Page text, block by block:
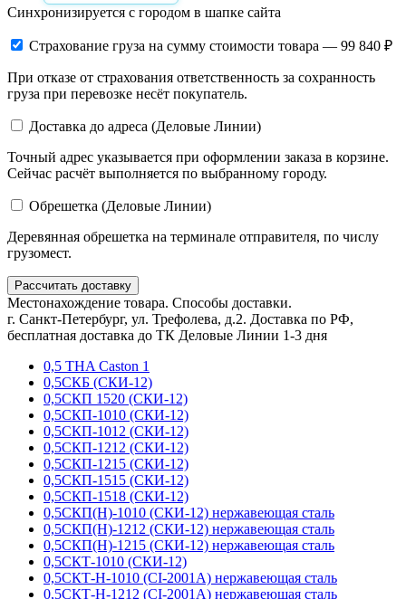
Синхронизируется с городом в шапке сайта
Страхование груза на сумму стоимости товара — 99 840 ₽
При отказе от страхования ответственность за сохранность
груза при перевозке несёт покупатель.
Доставка до адреса (Деловые Линии)
Точный адрес указывается при оформлении заказа в корзине.
Сейчас расчёт выполняется по выбранному городу.
Обрешетка (Деловые Линии)
Деревянная обрешетка на терминале отправителя, по числу
грузомест.
Рассчитать доставку
Местонахождение товара. Способы доставки.
г. Санкт-Петербург, ул. Трефолева, д.2. Доставка по РФ,
бесплатная доставка до ТК Деловые Линии 1-3 дня
0,5 THA Caston 1
0,5СКБ (СКИ-12)
0,5СКП 1520 (СКИ-12)
0,5СКП-1010 (СКИ-12)
0,5СКП-1012 (СКИ-12)
0,5СКП-1212 (СКИ-12)
0,5СКП-1215 (СКИ-12)
0,5СКП-1515 (СКИ-12)
0,5СКП-1518 (СКИ-12)
0,5СКП(Н)-1010 (СКИ-12) нержавеющая сталь
0,5СКП(Н)-1212 (СКИ-12) нержавеющая сталь
0,5СКП(Н)-1215 (СКИ-12) нержавеющая сталь
0,5СКТ-1010 (СКИ-12)
0,5СКТ-Н-1010 (CI-2001A) нержавеющая сталь
0,5СКТ-Н-1212 (CI-2001A) нержавеющая сталь